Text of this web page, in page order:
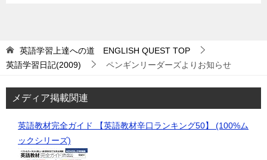
英語学習上達への道 ENGLISH QUEST TOP
英語学習日記(2009)
ペンギンリーダーズよりお知らせ
メディア掲載関連
英語教材完全ガイド 【英語教材辛口ランキング50】 (100%ム
ックシリーズ)